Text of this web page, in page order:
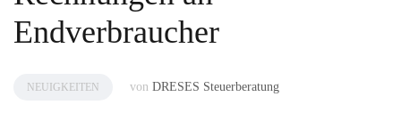
Endverbraucher
NEUIGKEITEN von DRESES Steuerberatung